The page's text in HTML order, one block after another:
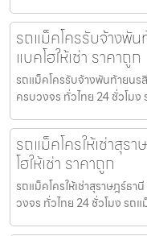
รถแม็คโครรับจ้างพั
แบคโฮให้เช่า ราคาถูก
รถแม็คโครรับจ้างพันท้ายนร
ครบวงจร ทั่วไทย 24 ชั่วโม
รถแม็คโครให้เช่าสุร
โฮให้เช่า ราคาถูก
รถแม็คโครให้เช่าสุราษฎร์ธา
วงจร ทั่วไทย 24 ชั่วโมง รถแ